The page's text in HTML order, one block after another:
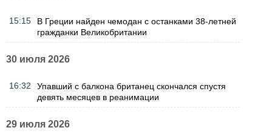
15:15
В Греции найден чемодан с останками 38-летней
гражданки Великобритании
30 июля 2026
16:32
Упавший с балкона британец скончался спустя
девять месяцев в реанимации
29 июля 2026